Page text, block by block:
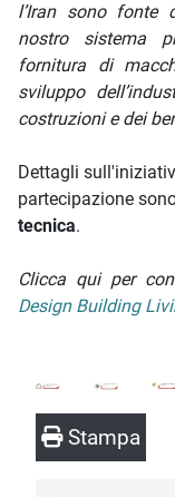
l’Iran sono fonte
nostro sistema
fornitura di
sviluppo
costruzioni e dei
Dettagli
partecipazione
tecnica.
Clicca qui per
Design Building
Stampa